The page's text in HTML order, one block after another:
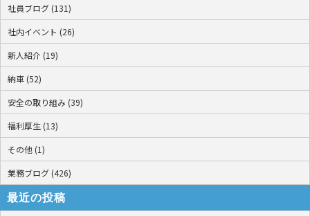
社員ブログ (131)
社内イベント (26)
新人紹介 (19)
納車 (52)
安全の取り組み (39)
福利厚生 (13)
その他 (1)
業務ブログ (426)
最近の投稿